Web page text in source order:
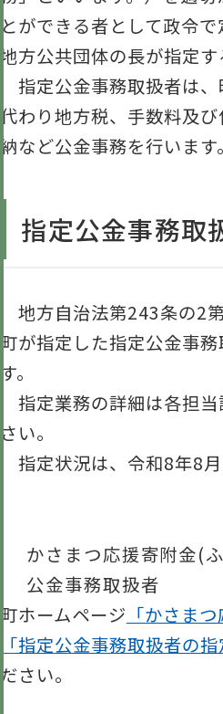
とができる者として政令
地方公共団体の長が指定す
指定公金事務取扱者は、
代わり地方税、手数料及
納など公金事務を行います。
指定公金事務取
地方自治法第243条の2
町が指定した指定公金事
す。
指定業務の詳細は各担
さい。
指定状況は、令和8年8月
かさまつ応援寄附金(
公金事務取扱者
町ホームページ 「かさま
「指定公金事務取扱者の指
ださい。